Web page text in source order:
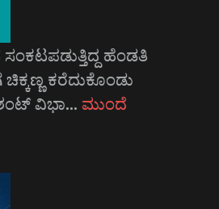
ಹೆಂಡತಿ
ಚಿಕ್ಕಣ್ಣ ಕರೆದುಕೊಂಡು
ವಿಭಾ… ಮುಂದೆ